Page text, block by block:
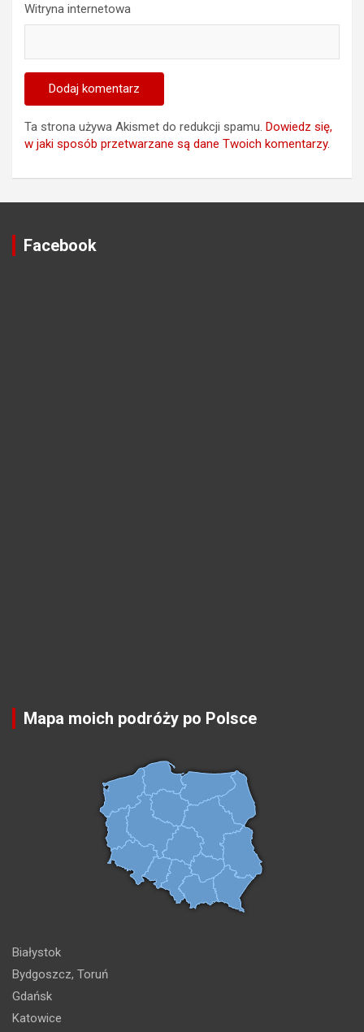
Witryna internetowa
Ta strona używa Akismet do redukcji spamu. Dowiedz się,
w jaki sposób przetwarzane są dane Twoich komentarzy.
Facebook
Mapa moich podróży po Polsce
Białystok
Bydgoszcz, Toruń
Gdańsk
Katowice